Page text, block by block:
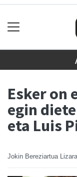
Esker on
egin
eta Luis
Jokin Bereziartua